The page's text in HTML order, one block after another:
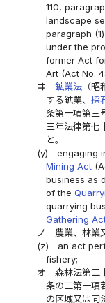
110,
landscape
paragraph
under the
former Act
Art (Act No.
ヰ
鉱業法（昭
する鉱業、 採
条第一項第三
三年法律第七
と。
(y)
engaging
Mining Act
business as
of the
quarrying
Gathering
ノ
農業、林業
(z)
an act
fishery;
オ
森林法第二
条の二第一項
の区域又は同